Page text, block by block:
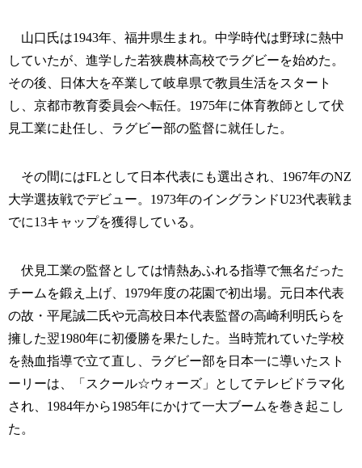
山口氏は1943年、福井県生まれ。中学時代は野球に熱中
していたが、進学した若狭農林高校でラグビーを始めた。
その後、日体大を卒業して岐阜県で教員生活をスタート
し、京都市教育委員会へ転任。1975年に体育教師として伏
見工業に赴任し、ラグビー部の監督に就任した。
その間にはFLとして日本代表にも選出され、1967年のNZ
大学選抜戦でデビュー。1973年のイングランドU23代表戦ま
でに13キャップを獲得している。
伏見工業の監督としては情熱あふれる指導で無名だった
チームを鍛え上げ、1979年度の花園で初出場。元日本代表
の故・平尾誠二氏や元高校日本代表監督の高崎利明氏らを
擁した翌1980年に初優勝を果たした。当時荒れていた学校
を熱血指導で立て直し、ラグビー部を日本一に導いたスト
ーリーは、「スクール☆ウォーズ」としてテレビドラマ化
され、1984年から1985年にかけて一大ブームを巻き起こし
た。